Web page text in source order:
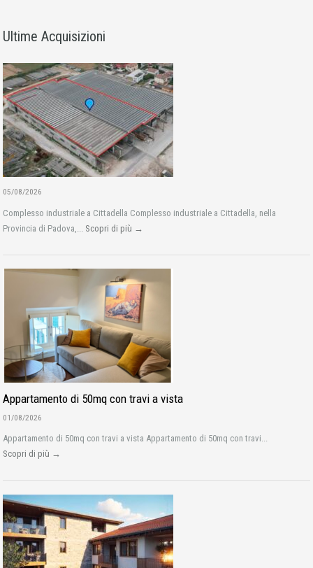
Ultime Acquisizioni
05/08/2026
Complesso industriale a Cittadella Complesso industriale a Cittadella, nella
Provincia di Padova,... Scopri di più →
Appartamento di 50mq con travi a vista
01/08/2026
Appartamento di 50mq con travi a vista Appartamento di 50mq con travi...
Scopri di più →